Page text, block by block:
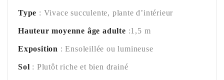
Type : Vivace succulente, plante d’intérieur
Hauteur moyenne âge adulte :1,5 m
Exposition : Ensoleillée ou lumineuse
Sol : Plutôt riche et bien drainé